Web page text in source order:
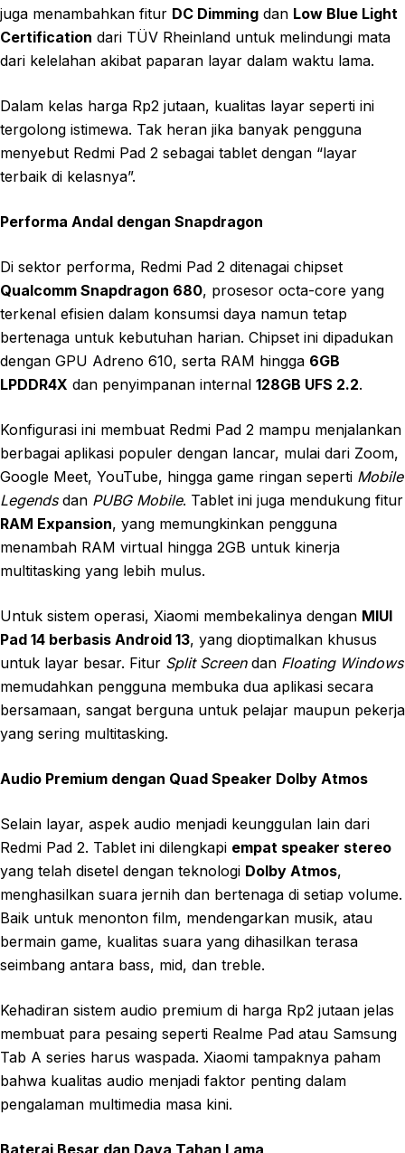
juga menambahkan fitur DC Dimming dan Low Blue Light
Certification dari TÜV Rheinland untuk melindungi mata
dari kelelahan akibat paparan layar dalam waktu lama.
Dalam kelas harga Rp2 jutaan, kualitas layar seperti ini
tergolong istimewa. Tak heran jika banyak pengguna
menyebut Redmi Pad 2 sebagai tablet dengan “layar
terbaik di kelasnya”.
Performa Andal dengan Snapdragon
Di sektor performa, Redmi Pad 2 ditenagai chipset
Qualcomm Snapdragon 680, prosesor octa-core yang
terkenal efisien dalam konsumsi daya namun tetap
bertenaga untuk kebutuhan harian. Chipset ini dipadukan
dengan GPU Adreno 610, serta RAM hingga 6GB
LPDDR4X dan penyimpanan internal 128GB UFS 2.2.
Konfigurasi ini membuat Redmi Pad 2 mampu menjalankan
berbagai aplikasi populer dengan lancar, mulai dari Zoom,
Google Meet, YouTube, hingga game ringan seperti Mobile
Legendsdan PUBG Mobile. Tablet ini juga mendukung fitur
RAM Expansion, yang memungkinkan pengguna
menambah RAM virtual hingga 2GB untuk kinerja
multitasking yang lebih mulus.
Untuk sistem operasi, Xiaomi membekalinya dengan MIUI
Pad 14 berbasis Android 13, yang dioptimalkan khusus
untuk layar besar. Fitur Split Screendan Floating Windows
memudahkan pengguna membuka dua aplikasi secara
bersamaan, sangat berguna untuk pelajar maupun pekerja
yang sering multitasking.
Audio Premium dengan Quad Speaker Dolby Atmos
Selain layar, aspek audio menjadi keunggulan lain dari
Redmi Pad 2. Tablet ini dilengkapi empat speaker stereo
yang telah disetel dengan teknologi Dolby Atmos,
menghasilkan suara jernih dan bertenaga di setiap volume.
Baik untuk menonton film, mendengarkan musik, atau
bermain game, kualitas suara yang dihasilkan terasa
seimbang antara bass, mid, dan treble.
Kehadiran sistem audio premium di harga Rp2 jutaan jelas
membuat para pesaing seperti Realme Pad atau Samsung
Tab A series harus waspada. Xiaomi tampaknya paham
bahwa kualitas audio menjadi faktor penting dalam
pengalaman multimedia masa kini.
Baterai Besar dan Daya Tahan Lama